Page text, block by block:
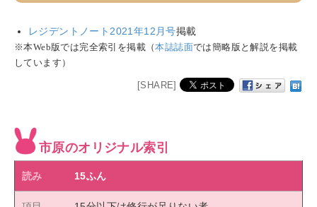
レジデントノート2021年12月号掲載
※本Web版では完全索引を掲載（本誌誌面では簡略版と解説を掲載
しています）
[SHARE]
市原のオリジナル索引
15ふん